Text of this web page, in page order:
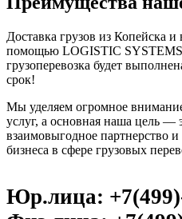
Доставка грузов из Копейска
помощью LOGISTIC SYSTEMS
грузоперевозка будет
срок!
Мы уделяем огромное
услуг, а основная наша цель —
взаимовыгодное партнерство
бизнеса в сфере грузовых
Юр.лица: